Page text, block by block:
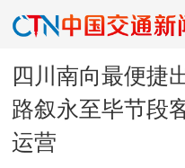
四川南向最便捷
路叙永至毕节段
运营